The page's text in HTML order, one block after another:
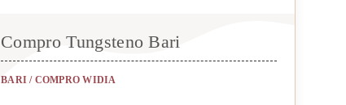
Compro Tungsteno Bari
BARI / COMPRO WIDIA